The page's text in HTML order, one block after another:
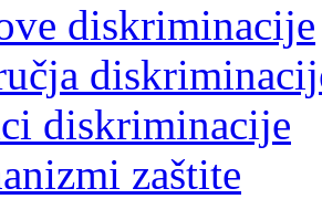
diskriminacije
diskriminacije
zaštite